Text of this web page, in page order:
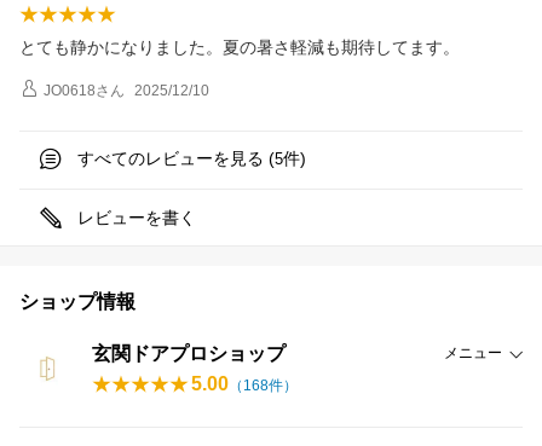
とても静かになりました。夏の暑さ軽減も期待してます。
JO0618さん 2025/12/10
すべてのレビューを見る (5件)
レビューを書く
ショップ情報
玄関ドアプロショップ メニュー
5.00 （ 168件）